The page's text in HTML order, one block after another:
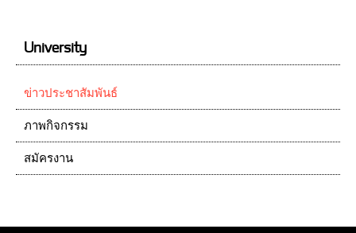
University
ข่าวประชาสัมพันธ์
ภาพกิจกรรม
สมัครงาน